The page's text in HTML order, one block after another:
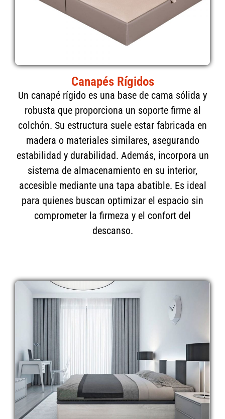
Canapés Rígidos
Un canapé rígido es una base de cama sólida y
robusta que proporciona un soporte firme al
colchón. Su estructura suele estar fabricada en
madera o materiales similares, asegurando
estabilidad y durabilidad. Además, incorpora un
sistema de almacenamiento en su interior,
accesible mediante una tapa abatible. Es ideal
para quienes buscan optimizar el espacio sin
comprometer la firmeza y el confort del
descanso.